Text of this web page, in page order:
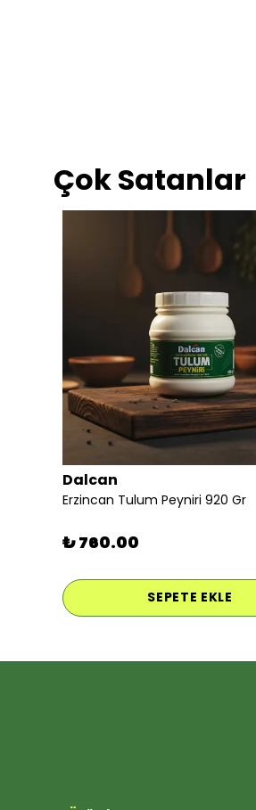
Çok Satanlar
Dalcan
Erzincan Tulum Peyniri 920 Gr
₺ 760.00
SEPETE EKLE